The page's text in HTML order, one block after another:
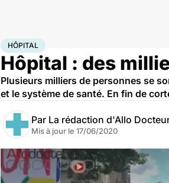
AccueilSantéSociété
HÔPITAL
Hôpital : des
Plusieurs milliers de personnes se
et le système de santé. En fin de
Par La rédaction d'Allo
Mis à jour le 17/06/2020